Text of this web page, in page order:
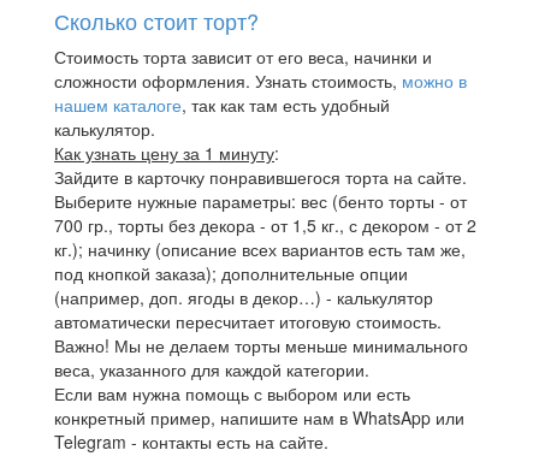
Сколько стоит торт?
Стоимость торта зависит от его веса, начинки и
сложности оформления. Узнать стоимость, можно в
нашем каталоге, так как там есть удобный
калькулятор.
Как узнать цену за 1 минуту:
Зайдите в карточку понравившегося торта на сайте.
Выберите нужные параметры: вес (бенто торты - от
700 гр., торты без декора - от 1,5 кг., с декором - от 2
кг.); начинку (описание всех вариантов есть там же,
под кнопкой заказа); дополнительные опции
(например, доп. ягоды в декор…) - калькулятор
автоматически пересчитает итоговую стоимость.
Важно! Мы не делаем торты меньше минимального
веса, указанного для каждой категории.
Если вам нужна помощь с выбором или есть
конкретный пример, напишите нам в WhatsApp или
Telegram - контакты есть на сайте.